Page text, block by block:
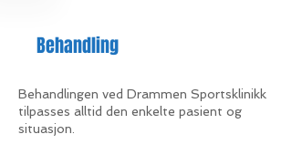
Behandling
Behandlingen ved Drammen Sportsklinikk
tilpasses alltid den enkelte pasient og
situasjon.